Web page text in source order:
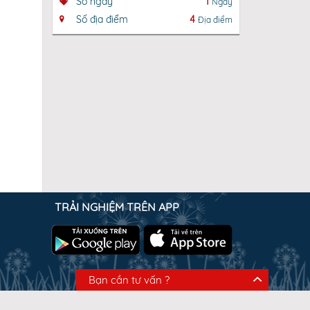
Bạn cần tư vấn ?
Số địa điểm 4 Địa điểm
TRẢI NGHIỆM TRÊN APP